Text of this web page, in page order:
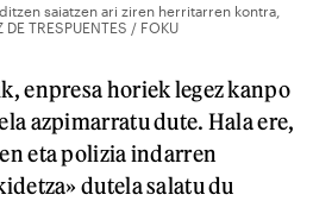
saiatzen ari ziren herritarren kontra,
TRESPUENTES / FOKU
enpresa horiek legez kanpo
azpimarratu dute. Hala ere,
eta polizia indarren
dutela salatu du